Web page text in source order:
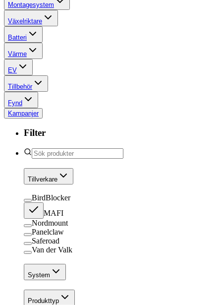
Montagesystem
Växelriktare
Batteri
Värme
EV
Tillbehör
Fynd
Kampanjer
Filter
Tillverkare
BirdBlocker
MAFI
Nordmount
Panelclaw
Saferoad
Van der Valk
System
Produkttyp